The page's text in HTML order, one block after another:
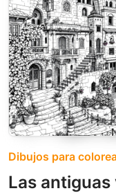
Dibujos para
Las